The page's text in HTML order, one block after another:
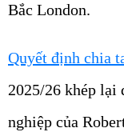
Bắc London.
Quyết định chia
2025/26 khép lại
nghiệp của